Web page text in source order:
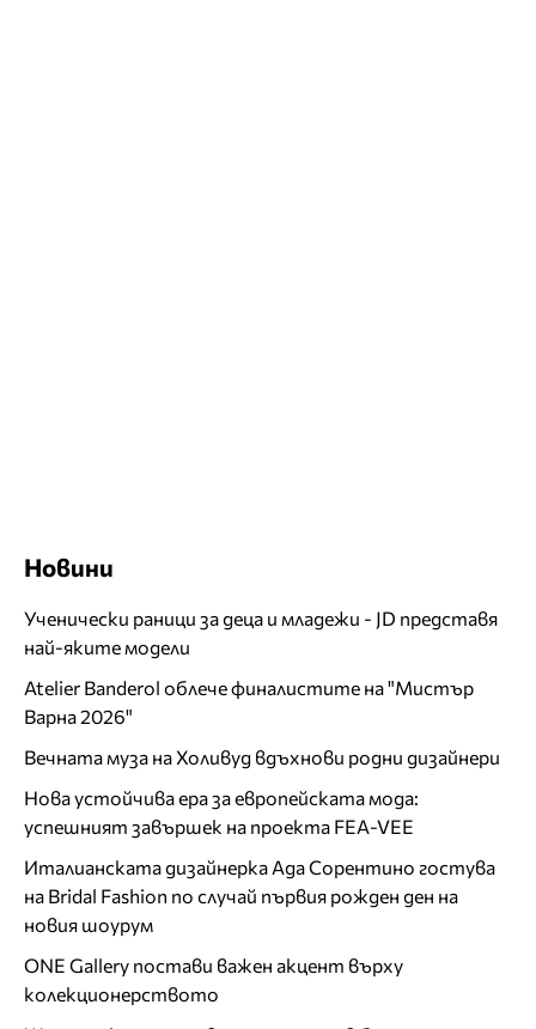
Новини
Ученически раници за деца и младежи - JD представя
най-яките модели
Atelier Banderol облече финалистите на "Мистър
Варна 2026"
Вечната муза на Холивуд вдъхнови родни дизайнери
Нова устойчива ера за европейската мода:
успешният завършек на проекта FEA-VEE
Италианската дизайнерка Ада Сорентино гостува
на Bridal Fashion по случай първия рожден ден на
новия шоурум
ONE Gallery постави важен акцент върху
колекционерството